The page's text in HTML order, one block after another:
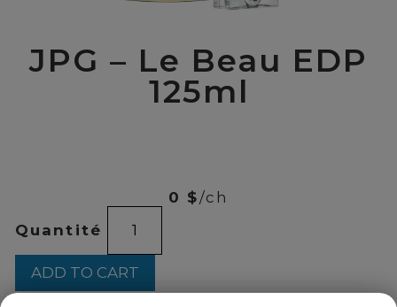
JPG – Le Beau EDP
125ml
0 $ /ch
Quantité
JPG
Beau
EDP
125ml
ADD TO CART